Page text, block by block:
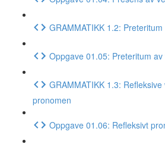
GRAMMATIKK 1.2:
Oppgave 01.05: Preteritum av
GRAMMATIKK 1.3:
pronomen
Oppgave 01.06: Refleksivt